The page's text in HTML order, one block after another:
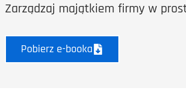
Zarządzaj majątkiem firmy w
Pobierz e-booka